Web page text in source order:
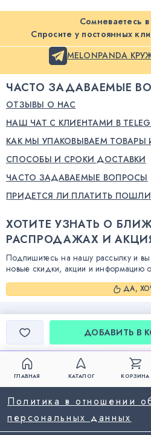
Сомневаетесь
Спросите у постоянных
MELONPANDA
ЧАСТО ЗАДАВАЕМЫЕ
ОТЗЫВЫ О НАС
НАШ ЧАТ С КЛИЕНТАМИ В
КАК МЫ УПАКОВЫВАЕМ
СПОСОБЫ И СРОКИ ДОСТАВКИ
ЧАСТО ЗАДАВАЕМЫЕ ВОПРОСЫ
ПРИДЕТСЯ ЛИ ПЛАТИТЬ
ХОТИТЕ УЗНАТЬ О
РАСПРОДАЖАХ И
Подпишитесь на нашу рассылку и вы
новые скидки, акции и информацию
ДА,
ДОБАВИТЬ В
ГЛАВНАЯ КАТАЛОГ КОРЗИНА
Политика в отношении
персональных данных